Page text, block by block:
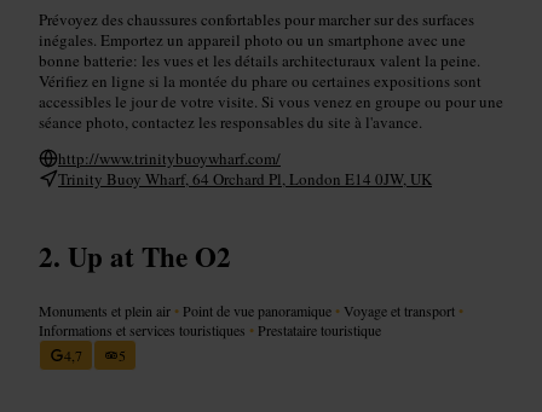
Prévoyez des chaussures confortables pour marcher sur des surfaces
inégales. Emportez un appareil photo ou un smartphone avec une
bonne batterie: les vues et les détails architecturaux valent la peine.
Vérifiez en ligne si la montée du phare ou certaines expositions sont
accessibles le jour de votre visite. Si vous venez en groupe ou pour une
séance photo, contactez les responsables du site à l'avance.
http://www.trinitybuoywharf.com/
Trinity Buoy Wharf, 64 Orchard Pl, London E14 0JW, UK
Up at The O2
Monuments et plein air • Point de vue panoramique • Voyage et transport •
Informations et services touristiques • Prestataire touristique
4,7
5